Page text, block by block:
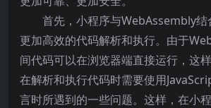
首先，小程序与WebAssembly
更加高效的代码解析和执行。由于
间代码可以在浏览器端直接运行，这
在解析和执行代码时需要使用
言时所遇到的一些问题。这样，在小